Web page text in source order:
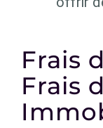
Frais
Frais